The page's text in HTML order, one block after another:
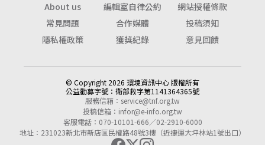
About us
編輯室自律公約
網站授權條款
常見問題
合作媒體
投稿須知
隱私權政策
獲獎紀錄 意見回饋
© Copyright 2026 環境資訊中心 版權所有
公益勸募字號： 衛部救字第1141364365號
服務信箱： service@tnf.org.tw
投稿信箱： infor@e-info.org.tw
客服電話：070-10101-666／02-2910-6000
地址：231023新北市新店區民權路48號3樓（近捷運大坪林站1號出口）